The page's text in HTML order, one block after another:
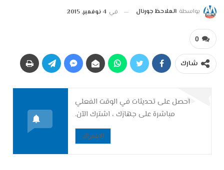
بواسطة الملاحظ جورنال في 4 نوفمبر, 2015
0
شارك
احصل على تحديثات في الوقت الفعلي
مباشرة على جهازك ، اشترك الآن.
الاشتراك